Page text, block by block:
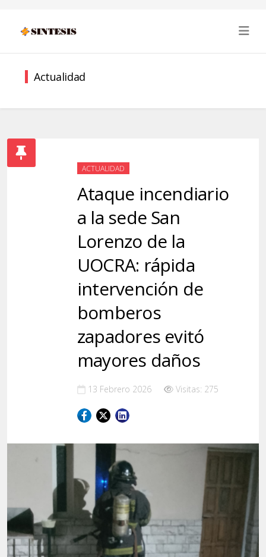
Actualidad
ACTUALIDAD
Ataque incendiario
a la sede San
Lorenzo de la
UOCRA: rápida
intervención de
bomberos
zapadores evitó
mayores daños
13 Febrero 2026 Visitas: 275